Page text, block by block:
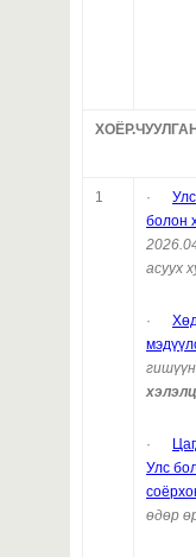
1 ·
болон
асуух
·
·
Улс
өдөр